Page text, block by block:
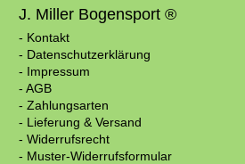
J. Miller Bogensport ®
- Kontakt
- Datenschutzerklärung
- Impressum
- AGB
- Zahlungsarten
- Lieferung & Versand
- Widerrufsrecht
- Muster-Widerrufsformular